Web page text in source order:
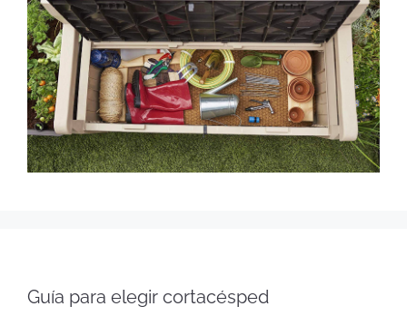
Guía para elegir cortacésped